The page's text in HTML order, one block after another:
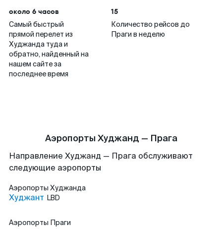
около 6 часов
Самый быстрый
прямой перелет из
Худжанда туда и
обратно, найденный на
нашем сайте за
последнее время
15
Количество рейсов до
Праги в неделю
Аэропорты Худжанд — Прага
Направление Худжанд — Прага обслуживают
следующие аэропорты
Аэропорты Худжанда
Худжант LBD
Аэропорты Праги